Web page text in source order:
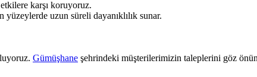
karşı koruyoruz.
uzun süreli dayanıklılık sunar.
Gümüşhane şehrindeki müşterilerimizin taleplerini göz